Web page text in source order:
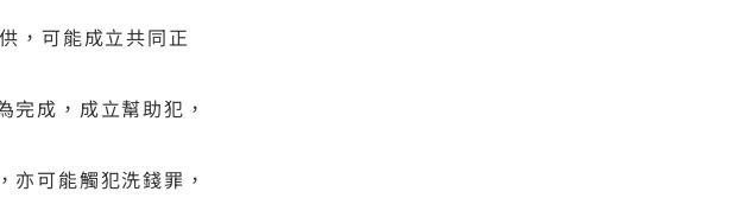
，可能成立共同正
完成，成立幫助犯，
亦可能觸犯洗錢罪，